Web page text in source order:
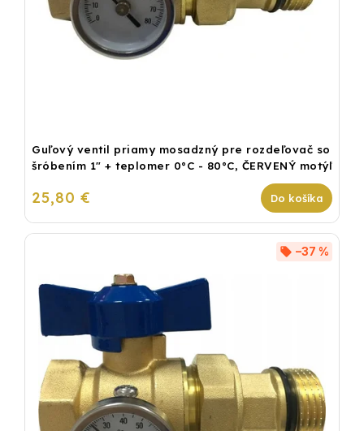
Guľový ventil priamy mosadzný pre rozdeľovač so
šróbením 1" + teplomer 0°C - 80°C, ČERVENÝ motýľ
25,80 € Do košíka
–37 %